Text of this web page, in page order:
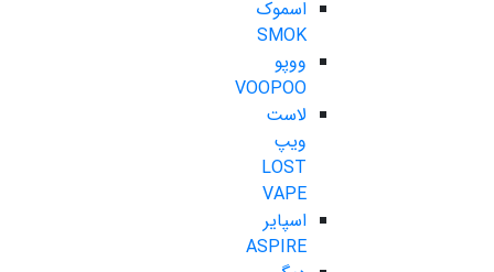
اسموک
SMOK
ووپو
VOOPOO
لاست
ویپ
LOST
VAPE
اسپایر
ASPIRE